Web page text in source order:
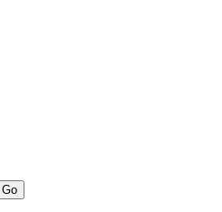
Go